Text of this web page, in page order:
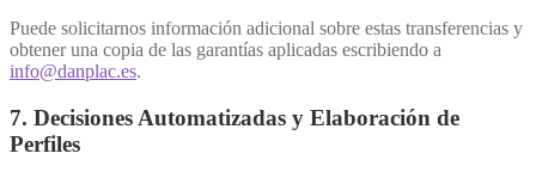
Puede solicitarnos información adicional sobre estas transferencias y
obtener una copia de las garantías aplicadas escribiendo a
info@danplac.es.
7. Decisiones Automatizadas y Elaboración de
Perfiles